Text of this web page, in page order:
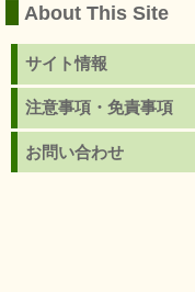
About This Site
サイト情報
注意事項・免責事項
お問い合わせ